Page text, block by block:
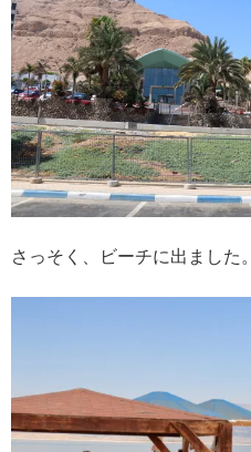
さっそく、ビーチに出ました。